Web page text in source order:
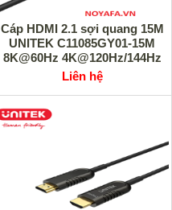
Cáp HDMI 2.1 sợi quang 15M
UNITEK C11085GY01-15M
8K@60Hz 4K@120Hz/144Hz
cao cấp
Liên hệ